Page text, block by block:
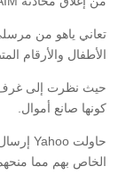
تعاني ياهو من
الأطفال والأرقام
حيث نظرت إلى غرف
كونها صانع أموال.
الخاص بهم مما